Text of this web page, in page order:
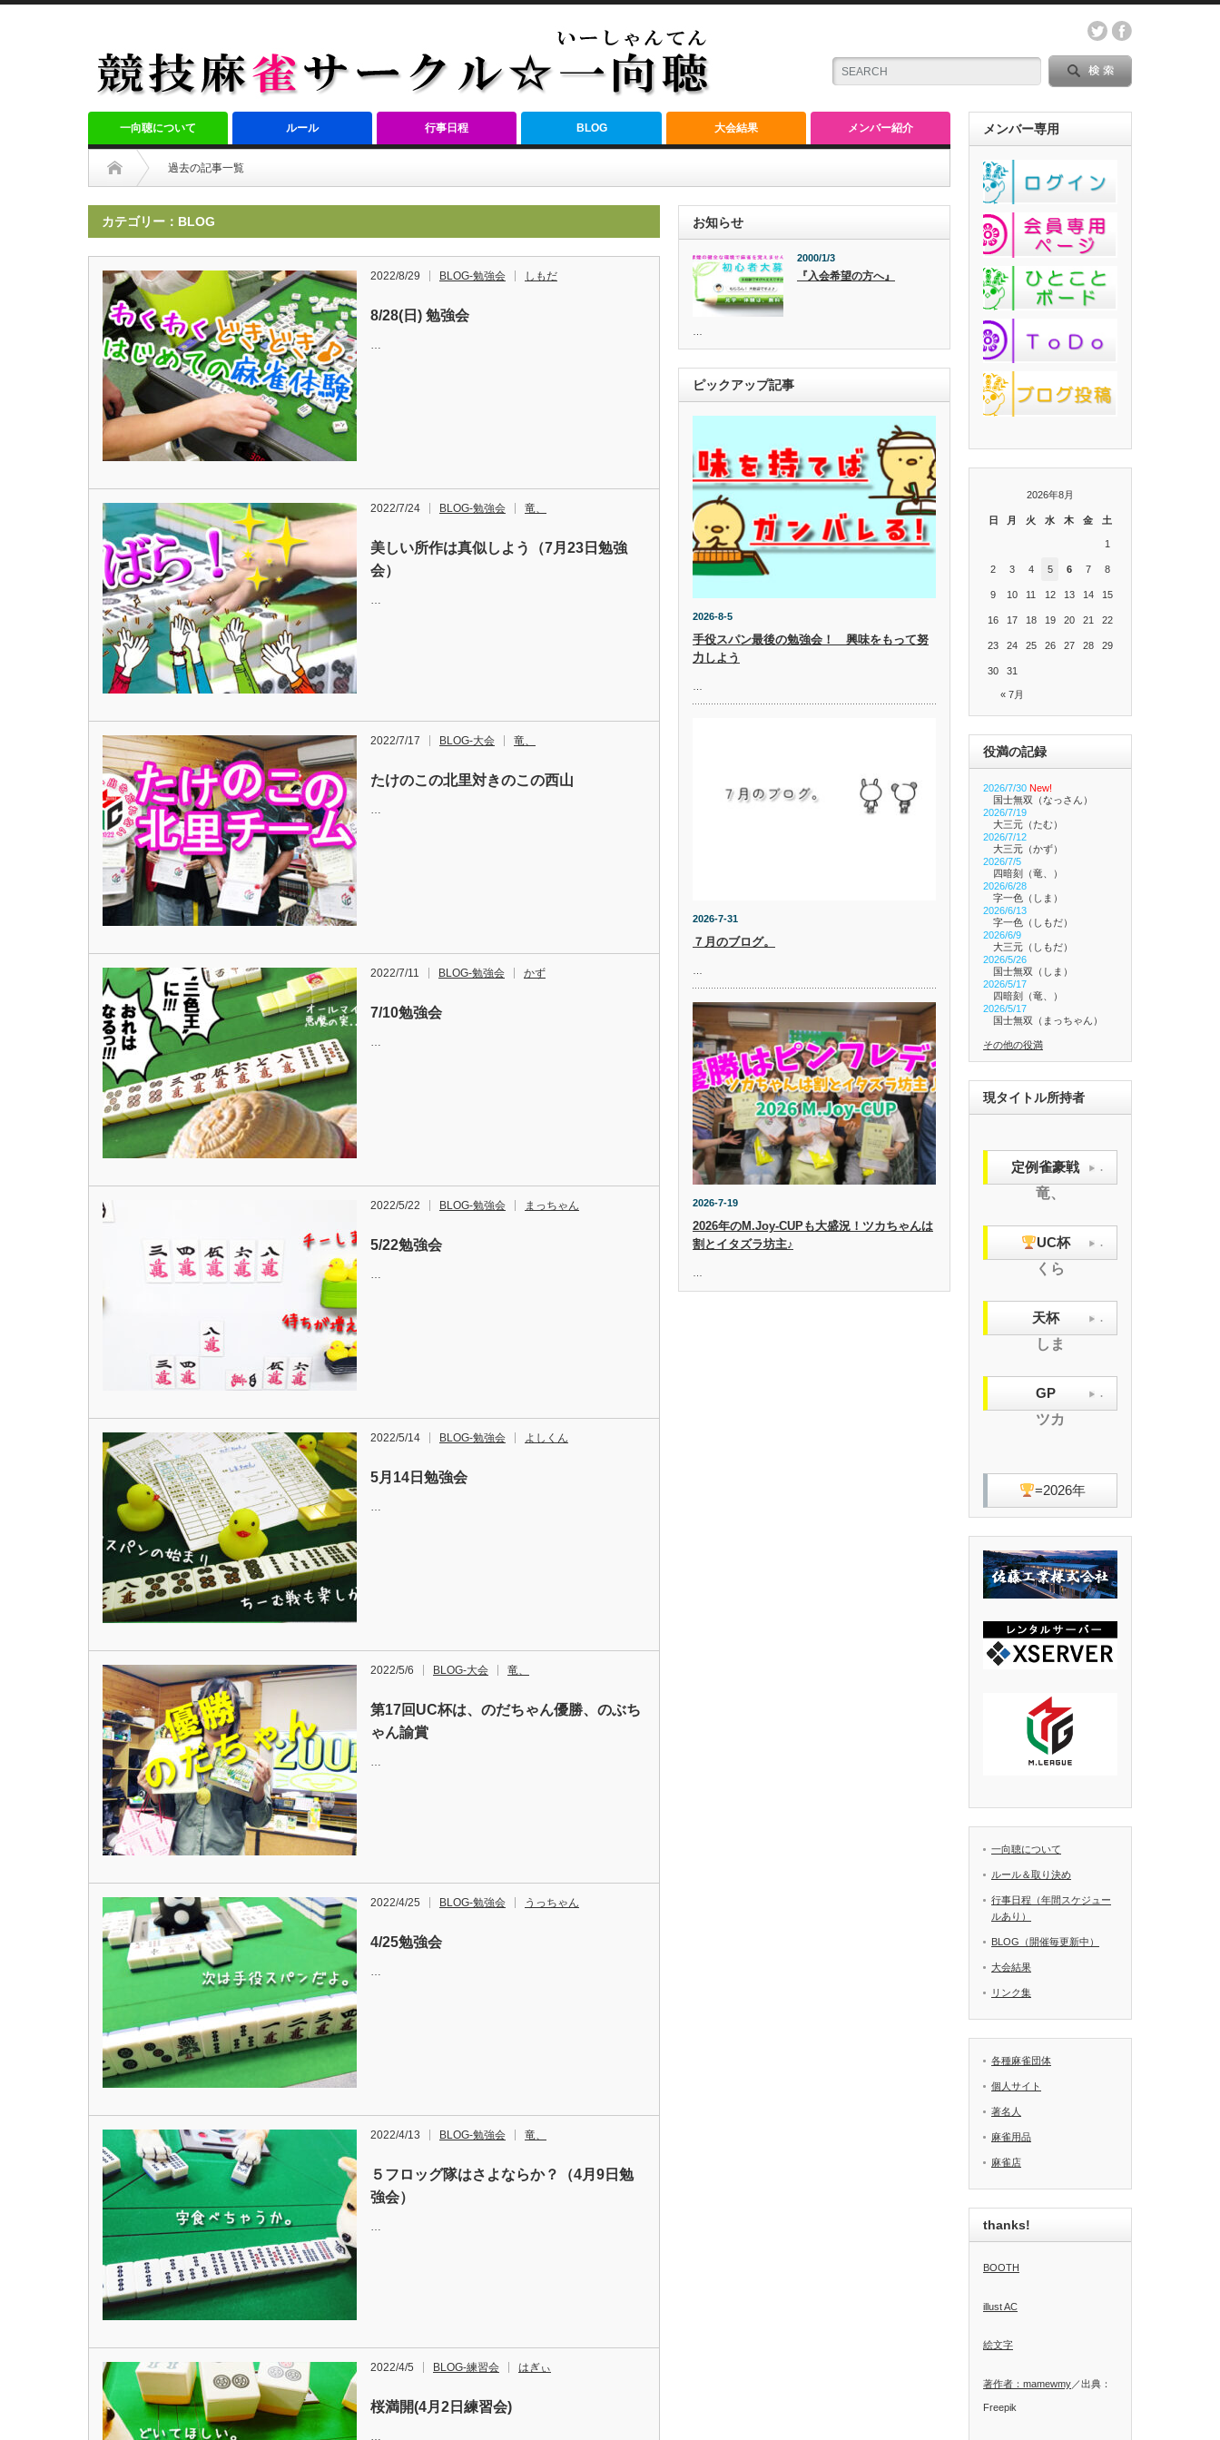
一向聴について ルール 行事日程 BLOG 大会結果 メンバー紹介
過去の記事一覧
カテゴリー：BLOG
2022/8/29 BLOG-勉強会 しもだ
8/28(日) 勉強会
…
2022/7/24 BLOG-勉強会 竜、
美しい所作は真似しよう（7月23日勉強
会）
…
2022/7/17 BLOG-大会 竜、
たけのこの北里対きのこの西山
…
2022/7/11 BLOG-勉強会 かず
7/10勉強会
…
2022/5/22 BLOG-勉強会 まっちゃん
5/22勉強会
…
2022/5/14 BLOG-勉強会 よしくん
5月14日勉強会
…
2022/5/6 BLOG-大会 竜、
第17回UC杯は、のだちゃん優勝、のぶち
ゃん諭賞
…
2022/4/25 BLOG-勉強会 うっちゃん
4/25勉強会
…
2022/4/13 BLOG-勉強会 竜、
５フロッグ隊はさよならか？（4月9日勉
強会）
…
2022/4/5 BLOG-練習会 はぎぃ
桜満開(4月2日練習会)
…
お知らせ
2000/1/3
『入会希望の方へ』
ピックアップ記事
2026-8-5
手役スパン最後の勉強会！ 興味をもって努
力しよう
2026-7-31
７月のブログ。
2026-7-19
2026年のM.Joy-CUPも大盛況！ツカちゃんは
割とイタズラ坊主♪
メンバー専用
2026年8月
日 月 火 水 木 金 土
« 7月
1
2 3 4 5 6 7 8
9 10 11 12 13 14 15
16 17 18 19 20 21 22
23 24 25 26 27 28 29
30 31
役満の記録
2026/7/30 New!
国士無双（なっさん）
2026/7/19
大三元（たむ）
2026/7/12
大三元（かず）
2026/7/5
四暗刻（竜、）
2026/6/28
字一色（しま）
2026/6/13
字一色（しもだ）
2026/6/9
大三元（しもだ）
2026/5/26
国士無双（しま）
2026/5/17
四暗刻（竜、）
2026/5/17
国士無双（まっちゃん）
その他の役満
現タイトル所持者
定例雀豪戦 .
竜、
UC杯 .
くら
天杯 .
しま
GP .
ツカ
=2026年
一向聴について
ルール＆取り決め
行事日程（年間スケジュー
ルあり）
BLOG（開催毎更新中）
大会結果
リンク集
各種麻雀団体
個人サイト
著名人
麻雀用品
麻雀店
thanks!
BOOTH
illust AC
絵文字
著作者：mamewmy ／出典：
Freepik